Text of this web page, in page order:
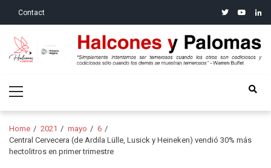
Contact twitteryoutube
Halcones y Palomas
Menu
Home 2021 mayo
6
Central Cervecera (de Ardila Lülle, Lusick y Heineken) vendió 30% más
hectolitros en primer trimestre